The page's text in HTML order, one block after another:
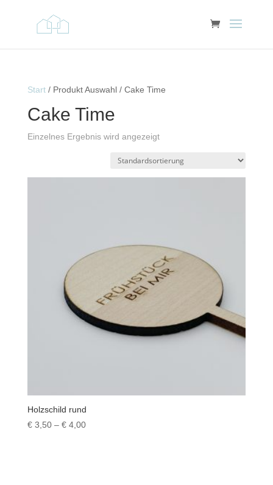
Start/ Produkt Auswahl / Cake Time
Cake Time
Einzelnes Ergebnis wird angezeigt
Holzschild rund
€3,50 – €4,00Preisspanne: